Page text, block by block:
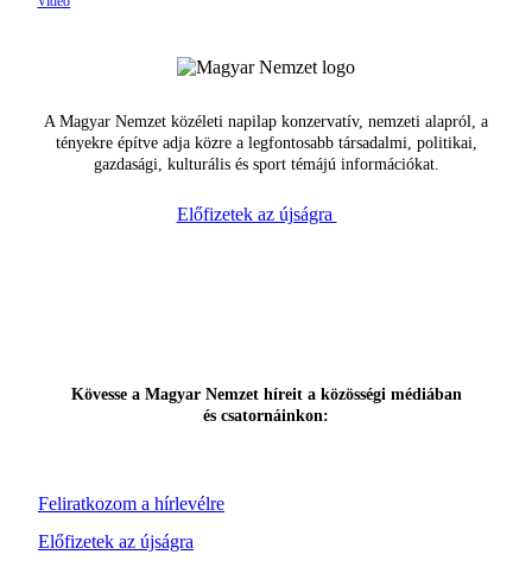
A Magyar Nemzet közéleti napilap konzervatív, nemzeti alapról, a
tényekre építve adja közre a legfontosabb társadalmi, politikai,
gazdasági, kulturális és sport témájú információkat.
Előfizetek az újságra
Feliratkozom a hírlevélre
Kövesse a Magyar Nemzet híreit a közösségi médiában
és csatornáinkon:
Előfizetek az újságra